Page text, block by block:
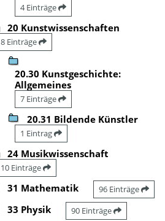
4 Einträge
20 Kunstwissenschaften
8 Einträge
20.30 Kunstgeschichte:
Allgemeines
7 Einträge
20.31 Bildende Künstler
1 Eintrag
24 Musikwissenschaft
10 Einträge
31 Mathematik 96 Einträge
33 Physik 90 Einträge